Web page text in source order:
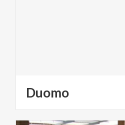
Duomo